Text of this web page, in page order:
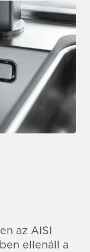
az AISI
ellenáll a